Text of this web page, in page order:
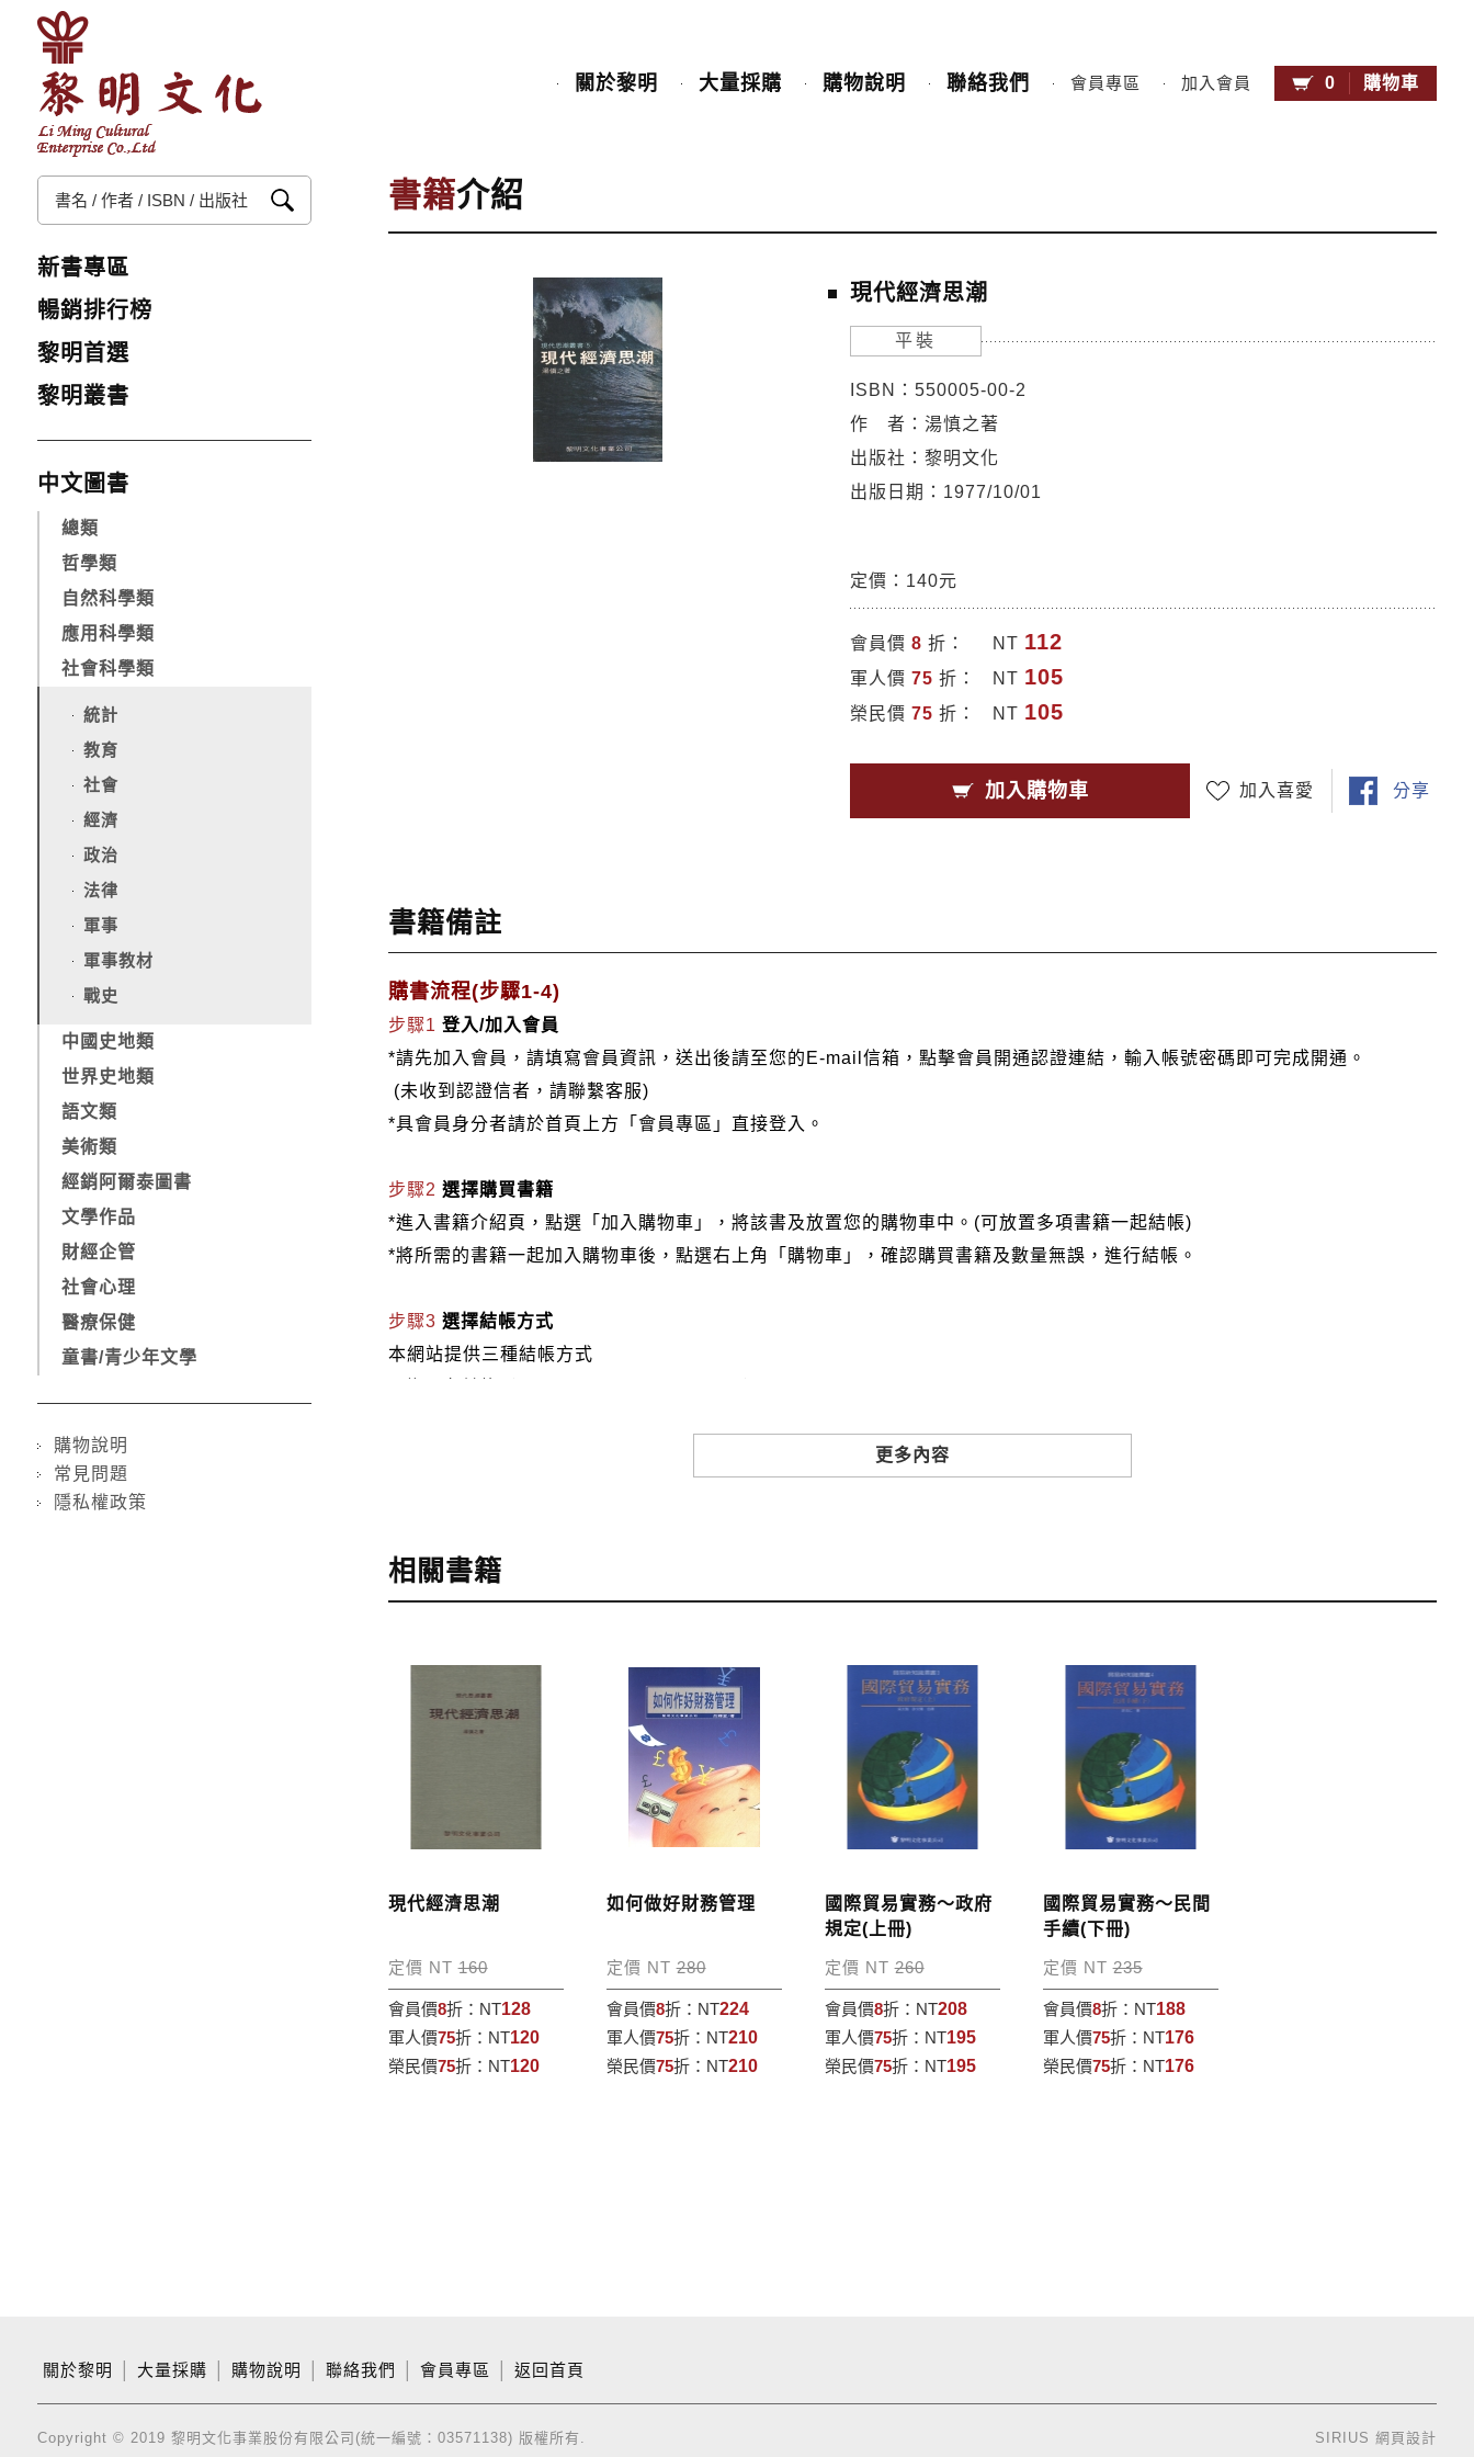
關於黎明 大量採購 購物說明 聯絡我們 會員專區 加入會員 0 購物車
新書專區
暢銷排行榜
黎明首選
黎明叢書
中文圖書
總類
哲學類
自然科學類
應用科學類
社會科學類
統計
教育
社會
經濟
政治
法律
軍事
軍事教材
戰史
中國史地類
世界史地類
語文類
美術類
經銷阿爾泰圖書
文學作品
財經企管
社會心理
醫療保健
童書/青少年文學
購物說明
常見問題
隱私權政策
書籍介紹
現代經濟思潮
平裝
ISBN：550005-00-2
作 者：湯慎之著
出版社：黎明文化
出版日期：1977/10/01
定價：140元
會員價8 折： NT 112
軍人價75 折： NT 105
榮民價75 折： NT 105
加入購物車 加入喜愛 分享
書籍備註
購書流程(步驟1-4)
步驟1 登入/加入會員
*請先加入會員，請填寫會員資訊，送出後請至您的E-mail信箱，點擊會員開通認證連結，輸入帳號密碼即可完成開通。
(未收到認證信者，請聯繫客服)
*具會員身分者請於首頁上方「會員專區」直接登入。
步驟2 選擇購買書籍
*進入書籍介紹頁，點選「加入購物車」，將該書及放置您的購物車中。(可放置多項書籍一起結帳)
*將所需的書籍一起加入購物車後，點選右上角「購物車」，確認購買書籍及數量無誤，進行結帳。
步驟3 選擇結帳方式
本網站提供三種結帳方式
3.郵局劃撥: 選擇郵局劃撥時，請於三日內至郵局填寫劃撥單，匯款者大名請填寫跟訂購者大名一致，以利核銷作業。
訂購完成後，可至會員專區查詢「我的訂單」，查詢訂單處理的狀態。
，訂購後48小時內回覆運費於訂單中。
*離島及海外地區的運費將由專人估價，訂購後48小時內回覆運費於訂單中，請至會員專區查詢
付款完成後，本公司將於七日內以郵寄方式寄送到您所指定的地點。
更多內容
相關書籍
現代經濟思潮
定價 NT160
會員價8折： NT128
軍人價75折： NT120
榮民價75折： NT120
如何做好財務管理
定價 NT280
會員價8折： NT224
軍人價75折： NT210
榮民價75折： NT210
國際貿易實務～政府
規定(上冊)
定價 NT260
會員價8折： NT208
軍人價75折： NT195
榮民價75折： NT195
國際貿易實務～民間
手續(下冊)
定價 NT235
會員價8折： NT188
軍人價75折： NT176
榮民價75折： NT176
關於黎明 大量採購 購物說明 聯絡我們 會員專區 返回首頁
Copyright © 2019 黎明文化事業股份有限公司(統一編號：03571138) 版權所有. SIRIUS 網頁設計